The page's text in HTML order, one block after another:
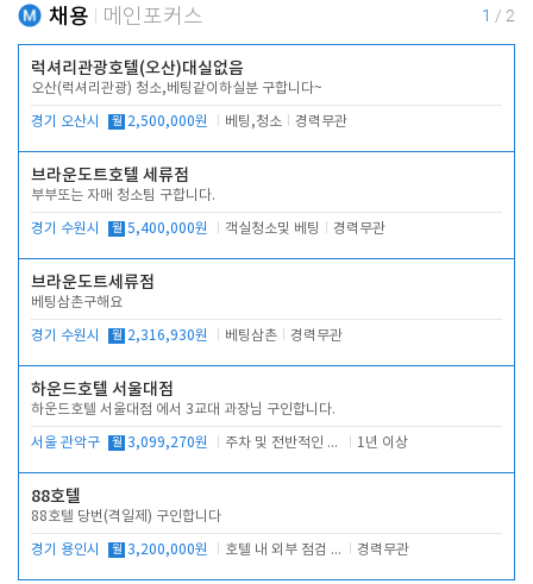
채용 메인포커스 1 / 2
럭셔리관광호텔(오산)대실없음
오산(럭셔리관광) 청소,베팅같이하실분 구합니다~
경기 오산시 월 2,500,000원 베팅,청소 경력무관
브라운도트호텔 세류점
부부또는 자매 청소팀 구합니다.
경기 수원시 월 5,400,000원 객실청소및 베팅 경력무관
브라운도트세류점
베팅삼촌구해요
경기 수원시 월 2,316,930원 베팅삼촌 경력무관
하운드호텔 서울대점
하운드호텔 서울대점 에서 3교대 과장님 구인합니다.
서울 관악구 월 3,099,270원 주차 및 전반적인 당번업무 1년 이상
88호텔
88호텔 당번(격일제) 구인합니다
경기 용인시 월 3,200,000원 호텔 내 외부 점검 및 프런트 운영 경력무관